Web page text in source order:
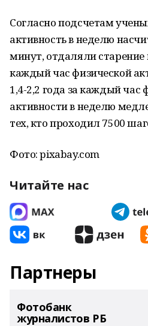
Согласно подсчетам
активность в неделю
минут, отдаляли старение
каждый час физической
1,4-2,2 года за каждый час
активности в неделю
тех, кто проходил 7500
Фото: pixabay.com
Читайте нас
Партнеры
Фотобанк
журналистов РБ